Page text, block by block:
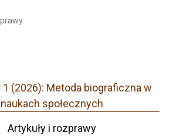
1 (2026): Metoda biograficzna w
naukach społecznych
Artykuły i rozprawy